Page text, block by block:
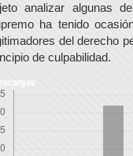
analizar algunas
ha tenido
del derecho
de culpabilidad.